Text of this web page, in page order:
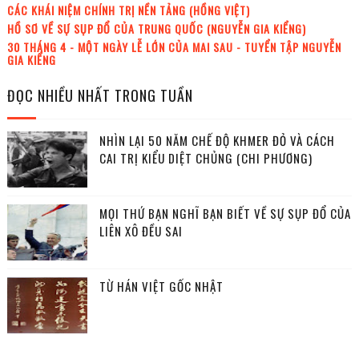
CÁC KHÁI NIỆM CHÍNH TRỊ NỀN TẢNG (HỒNG VIỆT)
HỒ SƠ VỀ SỰ SỤP ĐỔ CỦA TRUNG QUỐC (NGUYỄN GIA KIỂNG)
30 THÁNG 4 - MỘT NGÀY LỄ LỚN CỦA MAI SAU - TUYỂN TẬP NGUYỄN
GIA KIỂNG
ĐỌC NHIỀU NHẤT TRONG TUẦN
NHÌN LẠI 50 NĂM CHẾ ĐỘ KHMER ĐỎ VÀ CÁCH
CAI TRỊ KIỂU DIỆT CHỦNG (CHI PHƯƠNG)
MỌI THỨ BẠN NGHĨ BẠN BIẾT VỀ SỰ SỤP ĐỔ CỦA
LIÊN XÔ ĐỀU SAI
TỪ HÁN VIỆT GỐC NHẬT